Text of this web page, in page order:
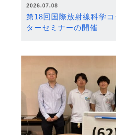
2026.07.08
第18回国際放射線科学
ターセミナーの開催